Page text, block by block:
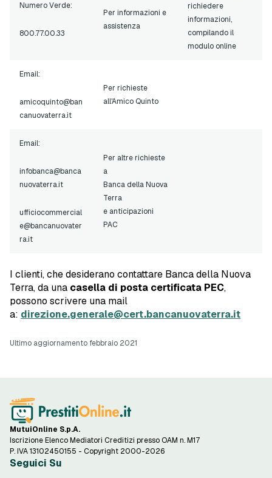
Numero Verde:
800.77.00.33
Per informazioni e
assistenza
richiedere
informazioni,
compilando il
modulo online
Email:
amicoquinto@ban
canuovaterra.it
Per richieste
all'Amico Quinto
Email:
infobanca@banca
nuovaterra.it
ufficiocommercial
e@bancanuovater
ra.it
Per altre richieste
a
Banca della Nuova
Terra
e anticipazioni
PAC
I clienti, che desiderano contattare Banca della Nuova
Terra, da una casella di posta certificata PEC,
possono scrivere una mail
a: direzione.generale@cert.bancanuovaterra.it
Ultimo aggiornamento febbraio 2021
MutuiOnline S.p.A.
Iscrizione Elenco Mediatori Creditizi presso OAM n. M17
P. IVA 13102450155 - Copyright 2000-2026
Seguici Su